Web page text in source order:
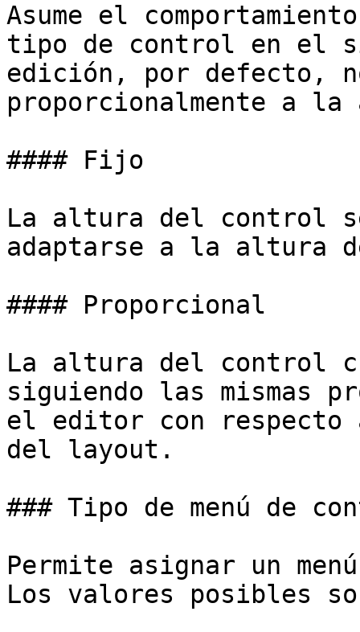
Asume el
tipo de control en el
edición, por defecto,
proporcionalmente a
#### Fijo
La altura del control
adaptarse a la altura
#### Proporcional
La altura del control
siguiendo las mismas
el editor con
del layout.
### Tipo de menú de
Permite asignar un
Los valores posibles